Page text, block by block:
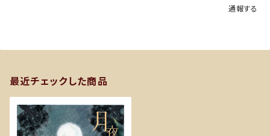
通報する
最近チェックした商品